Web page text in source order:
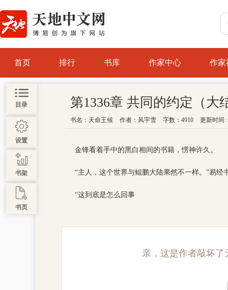
首页 排行 书库 作家中心 作家
目录
设置
书架
书页
第1336章 共同的约定（大
书名： 天命王候 作者： 风宇雪 字数：4910 更新时间 :
金锋看着手中的黑白相间的书籍，愣神许久。
“主人，这个世界与鲲鹏大陆果然不一样。”易经
“这到底是怎么回事
亲，这是作者敲坏